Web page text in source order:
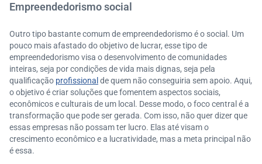
Empreendedorismo social
Outro tipo bastante comum de empreendedorismo é o social. Um
pouco mais afastado do objetivo de lucrar, esse tipo de
empreendedorismo visa o desenvolvimento de comunidades
inteiras, seja por condições de vida mais dignas, seja pela
qualificação profissional de quem não conseguiria sem apoio. Aqui,
o objetivo é criar soluções que fomentem aspectos sociais,
econômicos e culturais de um local. Desse modo, o foco central é a
transformação que pode ser gerada. Com isso, não quer dizer que
essas empresas não possam ter lucro. Elas até visam o
crescimento econômico e a lucratividade, mas a meta principal não
é essa.